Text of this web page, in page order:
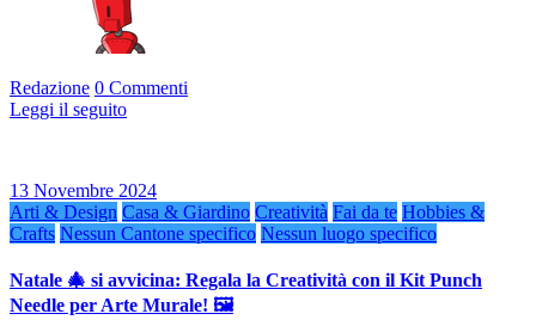
Redazione 0 Commenti
Leggi il seguito
13 Novembre 2024
Arti & Design Casa & Giardino Creatività Fai da te Hobbies &
Crafts Nessun Cantone specifico Nessun luogo specifico
Natale 🎄 si avvicina: Regala la Creatività con il Kit Punch
Needle per Arte Murale! 🖼️